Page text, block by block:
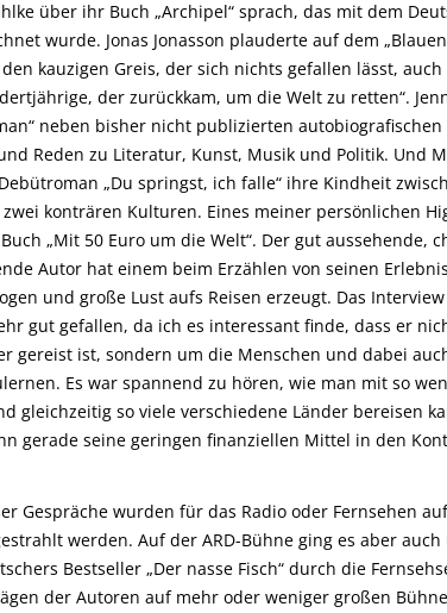
über ihr Buch „Archipel“ sprach, das mit dem
wurde. Jonas Jonasson plauderte auf dem
kauzigen Greis, der sich nichts gefallen lässt,
der zurückkam, um die Welt zu retten“.
neben bisher nicht publizierten
Reden zu Literatur, Kunst, Musik und Politik. Und
„Du springst, ich falle“ ihre Kindheit
zwei konträren Kulturen. Eines meiner persönlichen
„Mit 50 Euro um die Welt“. Der gut aussehende,
Autor hat einem beim Erzählen von seinen
und große Lust aufs Reisen erzeugt. Das
gut gefallen, da ich es interessant finde, dass er
gereist ist, sondern um die Menschen und dabei
Es war spannend zu hören, wie man mit so
gleichzeitig so viele verschiedene Länder bereisen
gerade seine geringen finanziellen Mittel in den
Gespräche wurden für das Radio oder Fernsehen
werden. Auf der ARD-Bühne ging es aber
Bestseller „Der nasse Fisch“ durch die
der Autoren auf mehr oder weniger großen